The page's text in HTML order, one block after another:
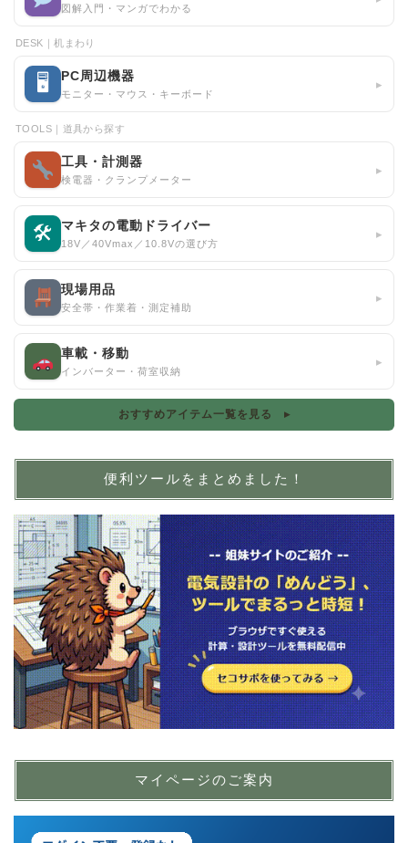
図解入門・マンガでわかる
DESK｜机まわり
🖥 PC周辺機器
モニター・マウス・キーボード
▸
TOOLS｜道具から探す
工具・計測器
検電器・クランプメーター
▸
🛠 マキタの電動ドライバー
18V／40Vmax／10.8Vの選び方
▸
現場用品
安全帯・作業着・測定補助
▸
車載・移動
インバーター・荷室収納
▸
おすすめアイテム一覧を見る ▸
便利ツールをまとめました！
マイページのご案内